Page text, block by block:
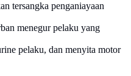
tersangka penganiayaan
menegur pelaku yang
pelaku, dan menyita motor